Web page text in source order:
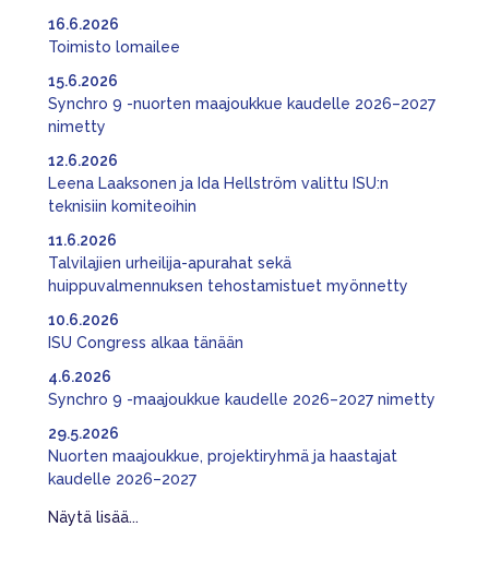
Toimisto lomailee
16.6.2026
Synchro 9 -nuorten maajoukkue kaudelle 2026–2027
nimetty
15.6.2026
Leena Laaksonen ja Ida Hellström valittu ISU:n
teknisiin komiteoihin
12.6.2026
Talvilajien urheilija-apurahat sekä
huippuvalmennuksen tehostamistuet myönnetty
11.6.2026
ISU Congress alkaa tänään
10.6.2026
Synchro 9 -maajoukkue kaudelle 2026–2027 nimetty
4.6.2026
Nuorten maajoukkue, projektiryhmä ja haastajat
kaudelle 2026–2027
29.5.2026
Näytä lisää...